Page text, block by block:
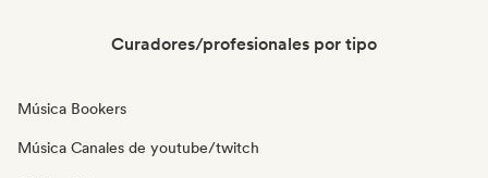
Curadores/profesionales por tipo
Música Bookers
Música Canales de youtube/twitch